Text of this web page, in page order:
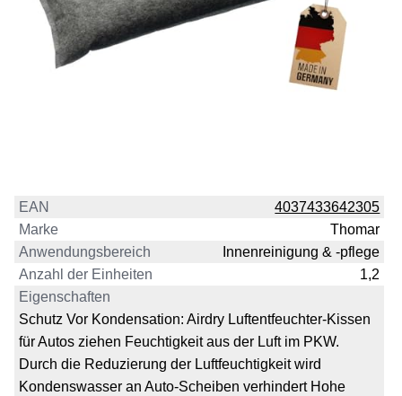
EAN
4037433642305
Marke
Thomar
Anwendungsbereich
Innenreinigung & -pflege
Anzahl der Einheiten
1,2
Eigenschaften
Schutz Vor Kondensation: Airdry Luftentfeuchter-Kissen
für Autos ziehen Feuchtigkeit aus der Luft im PKW.
Durch die Reduzierung der Luftfeuchtigkeit wird
Kondenswasser an Auto-Scheiben verhindert Hohe